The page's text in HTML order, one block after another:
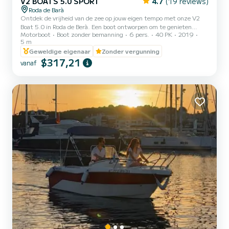
Roda de Barà
Ontdek de vrijheid van de zee op jouw eigen tempo met onze V2
Boat 5.0 in Roda de Berà.️ Een boot ontworpen om te genieten
zonder haast: anker in baaien, ontspan in de zon of deel een hapje
met uitzicht op de Middellandse Zee. Jij bepaalt het plan.️
Motorboot Boot zonder bemanning 6 pers. 40 PK
2019
5 m
Geweldige eigenaar
Zonder vergunning
vanaf $317,21